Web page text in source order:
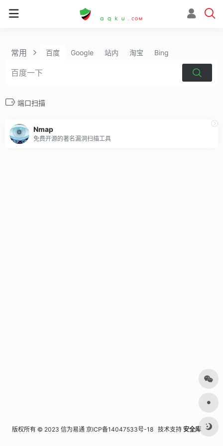
常用 百度 Google 站内 淘宝 Bing
端口扫描
Nmap
免费开源的著名漏洞扫描工具
版权所有 © 2023 信为易通 京ICP备14047533号-18 技术支持 安全库